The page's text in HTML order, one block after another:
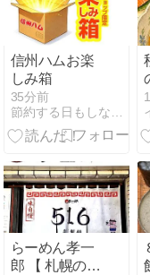
信州ハムお楽
しみ箱
35分前
節約する日もしない日も
らーめん孝一
郎 【 札幌の二